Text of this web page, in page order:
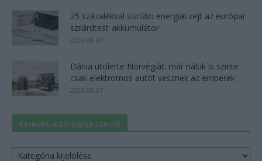
25 százalékkal sűrűbb energiát rejt az európai
szilárdtest-akkumulátor
2026-08-07
Dánia utolérte Norvégiát: már náluk is szinte
csak elektromos autót vesznek az emberek
2026-08-07
Keresés autómárka szerint
Keresés
autómárka